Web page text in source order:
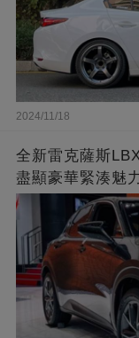
2024/11/18
全新雷克薩斯
盡顯豪華緊湊魅